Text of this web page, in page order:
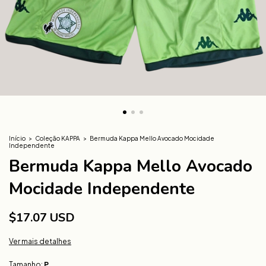
Início > Coleção KAPPA > Bermuda Kappa Mello Avocado Mocidade
Independente
Bermuda Kappa Mello Avocado
Mocidade Independente
$17.07 USD
Ver mais detalhes